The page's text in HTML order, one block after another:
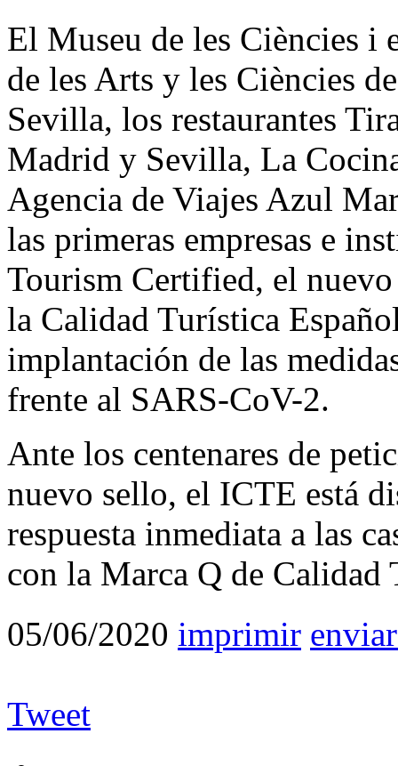
El Museu de les Ciències i
de les Arts y les Ciències
Sevilla, los restaurantes
Madrid y Sevilla, La
Agencia de Viajes Azul
las primeras empresas e
Tourism Certified, el
la Calidad Turística
implantación de las
frente al SARS-CoV-2.
Ante los centenares de
nuevo sello, el ICTE está
respuesta inmediata a las
con la Marca Q de Calidad
05/06/2020 imprimir
Tweet